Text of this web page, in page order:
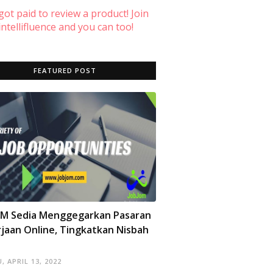
paid to review a product! Join
and you can too!
FEATURED POST
Sedia Menggegarkan Pasaran
Online, Tingkatkan Nisbah
APRIL 13, 2022